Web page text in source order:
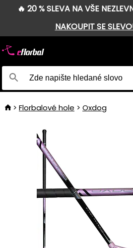
🔥 20 % SLEVA NA VŠE
NAKOUPIT SE
Florbalové hole Oxdog